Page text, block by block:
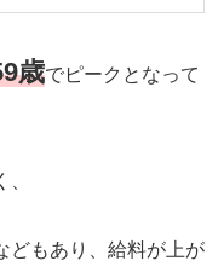
歳でピークとなって
どもあり、給料が上が